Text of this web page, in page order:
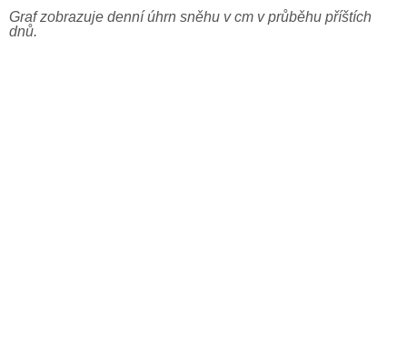
Graf zobrazuje denní úhrn sněhu v cm v průběhu příštích
dnů.